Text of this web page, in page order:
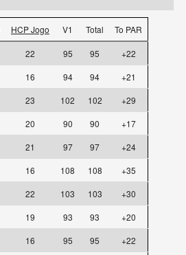
HCP Jogo V1 Total To PAR
22 95 95
+22
16 94 94
+21
23 102 102
+29
20 90 90
+17
21 97 97
+24
16 108 108
+35
22 103 103
+30
19 93 93
+20
16 95 95
+22